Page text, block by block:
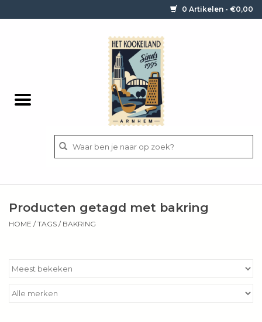
0 Artikelen - €0,00
Bestek
Producten getagd met bakring
HOME /TAGS / BAKRING